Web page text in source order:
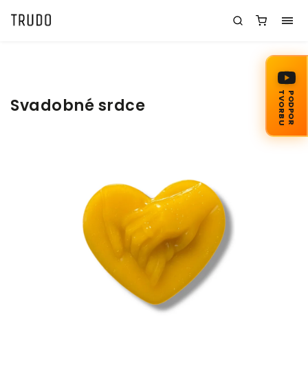
Svadobné srdce PODPOR
TVORBU